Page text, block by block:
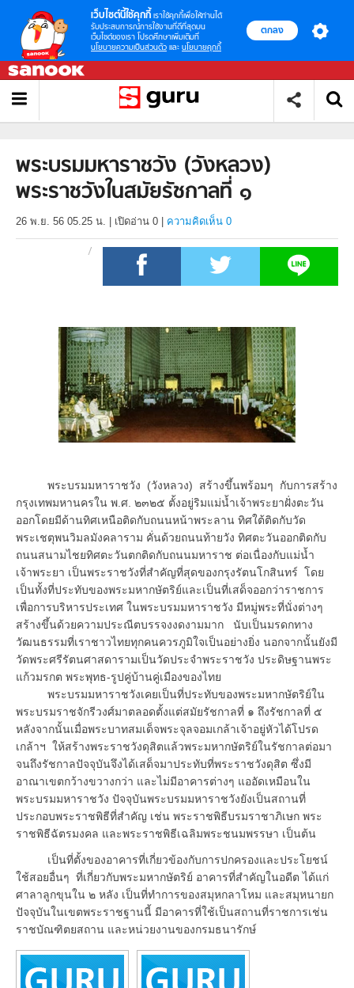
เว็บไซต์นี้ใช้คุกกี้ เราใช้คุกกี้เพื่อให้ท่านได้
รับประสบการณ์การใช้งานที่ดีที่สุดบน
เว็บไซต์ของเรา โปรดศึกษาเพิ่มเติมที่
นโยบายความเป็นส่วนตัว และ นโยบายคุกกี้
ตกลง
พระบรมมหาราชวัง (วังหลวง)
พระราชวังในสมัยรัชกาลที่ ๑
26 พ.ย. 56 05.25 น. เปิดอ่าน 0 ความคิดเห็น 0
พระบรมมหาราชวัง (วังหลวง) สร้างขึ้นพร้อมๆ กับการสร้าง
กรุงเทพมหานครใน พ.ศ. ๒๓๒๕ ตั้งอยู่ริมแม่น้ำเจ้าพระยาฝั่งตะวัน
ออกโดยมีด้านทิศเหนือติดกับถนนหน้าพระลาน ทิศใต้ติดกับวัด
พระเชตุพนวิมลมังคลาราม คั่นด้วยถนนท้ายวัง ทิศตะวันออกติดกับ
ถนนสนามไชยทิศตะวันตกติดกับถนนมหาราช ต่อเนื่องกับแม่น้ำ
เจ้าพระยา เป็นพระราชวังที่สำคัญที่สุดของกรุงรัตนโกสินทร์ โดย
เป็นทั้งที่ประทับของพระมหากษัตริย์และเป็นที่เสด็จออกว่าราชการ
เพื่อการบริหารประเทศ ในพระบรมมหาราชวัง มีหมู่พระที่นั่งต่างๆ
สร้างขึ้นด้วยความประณีตบรรจงงดงามมาก นับเป็นมรดกทาง
วัฒนธรรมที่เราชาวไทยทุกคนควรภูมิใจเป็นอย่างยิ่ง นอกจากนั้นยังมี
วัดพระศรีรัตนศาสดารามเป็นวัดประจำพระราชวัง ประดิษฐานพระ
แก้วมรกต พระพุทธ-รูปคู่บ้านคู่เมืองของไทย
พระบรมมหาราชวังเคยเป็นที่ประทับของพระมหากษัตริย์ใน
พระบรมราชจักรีวงศ์มาตลอดตั้งแต่สมัยรัชกาลที่ ๑ ถึงรัชกาลที่ ๕
หลังจากนั้นเมื่อพระบาทสมเด็จพระจุลจอมเกล้าเจ้าอยู่หัวได้โปรด
เกล้าฯ ให้สร้างพระราชวังดุสิตแล้วพระมหากษัตริย์ในรัชกาลต่อมา
จนถึงรัชกาลปัจจุบันจึงได้เสด็จมาประทับที่พระราชวังดุสิต ซึ่งมี
อาณาเขตกว้างขวางกว่า และไม่มีอาคารต่างๆ แออัดเหมือนใน
พระบรมมหาราชวัง ปัจจุบันพระบรมมหาราชวังยังเป็นสถานที่
ประกอบพระราชพิธีที่สำคัญ เช่น พระราชพิธีบรมราชาภิเษก พระ
ราชพิธีฉัตรมงคล และพระราชพิธีเฉลิมพระชนมพรรษา เป็นต้น
เป็นที่ตั้งของอาคารที่เกี่ยวข้องกับการปกครองและประโยชน์
ใช้สอยอื่นๆ ที่เกี่ยวกับพระมหากษัตริย์ อาคารที่สำคัญในอดีต ได้แก่
ศาลาลูกขุนใน ๒ หลัง เป็นที่ทำการของสมุหกลาโหม และสมุหนายก
ปัจจุบันในเขตพระราชฐานนี้ มีอาคารที่ใช้เป็นสถานที่ราชการเช่น
ราชบัณฑิตยสถาน และหน่วยงานของกรมธนารักษ์